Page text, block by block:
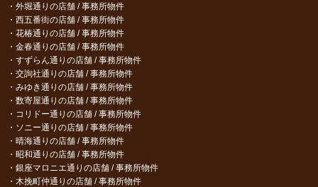
外堀通りの店舗 / 事務所物件
西五番街の店舗 / 事務所物件
花椿通りの店舗 / 事務所物件
金春通りの店舗 / 事務所物件
すずらん通りの店舗 / 事務所物件
交詢社通りの店舗 / 事務所物件
みゆき通りの店舗 / 事務所物件
数寄屋通りの店舗 / 事務所物件
コリドー通りの店舗 / 事務所物件
ソニー通りの店舗 / 事務所物件
晴海通りの店舗 / 事務所物件
昭和通りの店舗 / 事務所物件
銀座マロニエ通りの店舗 / 事務所物件
木挽町仲通りの店舗 / 事務所物件